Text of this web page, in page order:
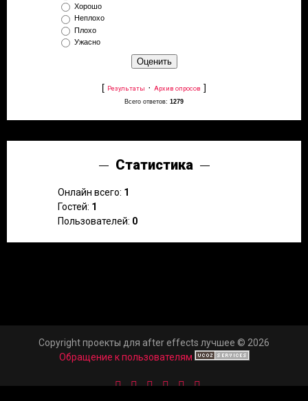
Хорошо
Неплохо
Плохо
Ужасно
[ Результаты · Архив опросов ]
Всего ответов: 1279
Статистика
Онлайн всего: 1
Гостей: 1
Пользователей: 0
Copyright проекты для after effects лучшее © 2026
Обращение к пользователям